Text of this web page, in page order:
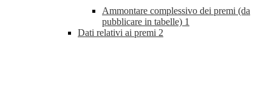
Ammontare complessivo dei premi (da
pubblicare in tabelle) 1
Dati relativi ai premi 2